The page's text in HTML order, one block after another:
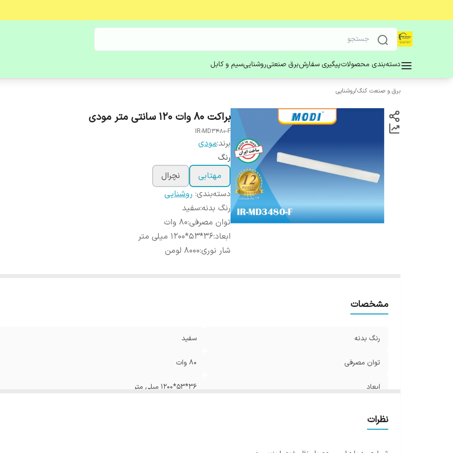
دسته‌بندی محصولاتپیگیری سفارشبرق صنعتیروشناییسیم و کابل
برق و صنعت کنگ/روشنایی
براکت 80 وات 120 سانتی متر مودی
IR-MD3480-F
برند:مودی
رنگ
مهتابی
نچرال
دسته‌بندی: روشنایی
رنگ بدنه:سفید
توان مصرفی:80 وات
ابعاد:36*53*1200 میلی متر
شار نوری:8000 لومن
مشخصات
رنگ بدنه سفید
توان مصرفی 80 وات
ابعاد 36*53*1200 میلی متر
نظرات